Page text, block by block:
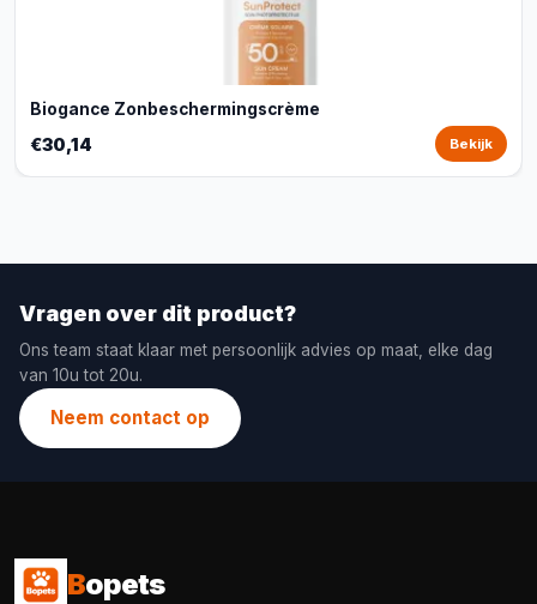
Biogance Zonbeschermingscrème
€30,14 Bekijk
Vragen over dit product?
Ons team staat klaar met persoonlijk advies op maat, elke dag
van 10u tot 20u.
Neem contact op
Bopets